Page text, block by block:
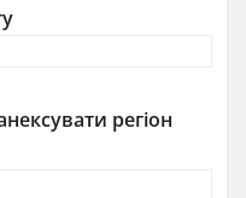
регіон